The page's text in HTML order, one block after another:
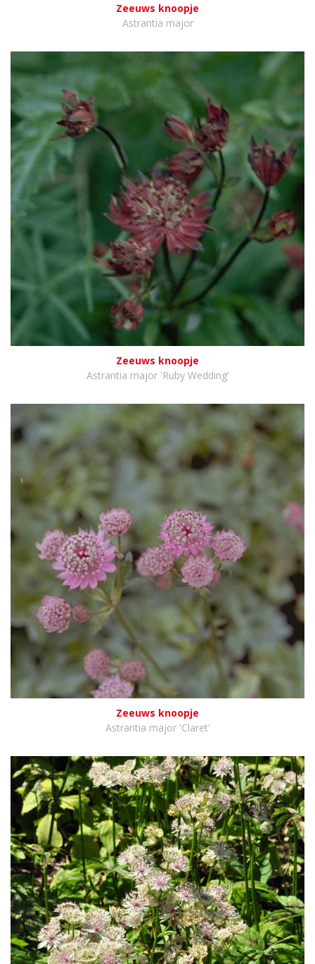
Zeeuws knoopje
Astrantia major
Zeeuws knoopje
Astrantia major 'Ruby Wedding'
Zeeuws knoopje
Astrantia major 'Claret'